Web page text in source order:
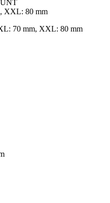
XXL: 80 mm
70 mm, XXL: 80 mm